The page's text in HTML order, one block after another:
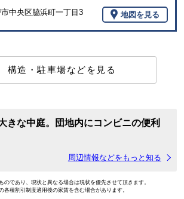
中央区脇浜町一丁目3 地図を見る
構造・駐車場などを見る
きな中庭。団地内にコンビニの便利
周辺情報などをもっと知る
であり、現状と異なる場合は現状を優先させて頂きます。
種割引制度適用後の家賃を含む場合があります。